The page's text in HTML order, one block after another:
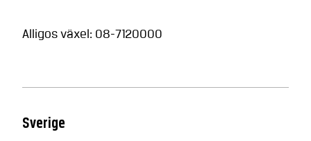
Alligos växel: 08-7120000
Sverige